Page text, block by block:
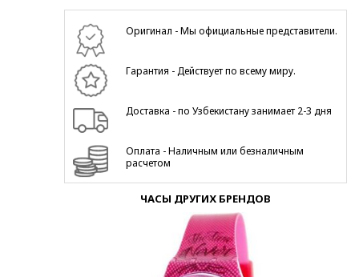
Оригинал - Мы официальные представители.
Гарантия - Действует по всему миру.
Доставка - по Узбекистану занимает 2-3 дня
Оплата - Наличным или безналичным
расчетом
ЧАСЫ ДРУГИХ БРЕНДОВ